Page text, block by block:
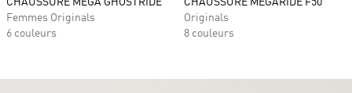
CHAUSSURE MEGA GHOSTRIDE
Femmes Originals
6 couleurs
CHAUSSURE MEGARIDE F50
Originals
8 couleurs